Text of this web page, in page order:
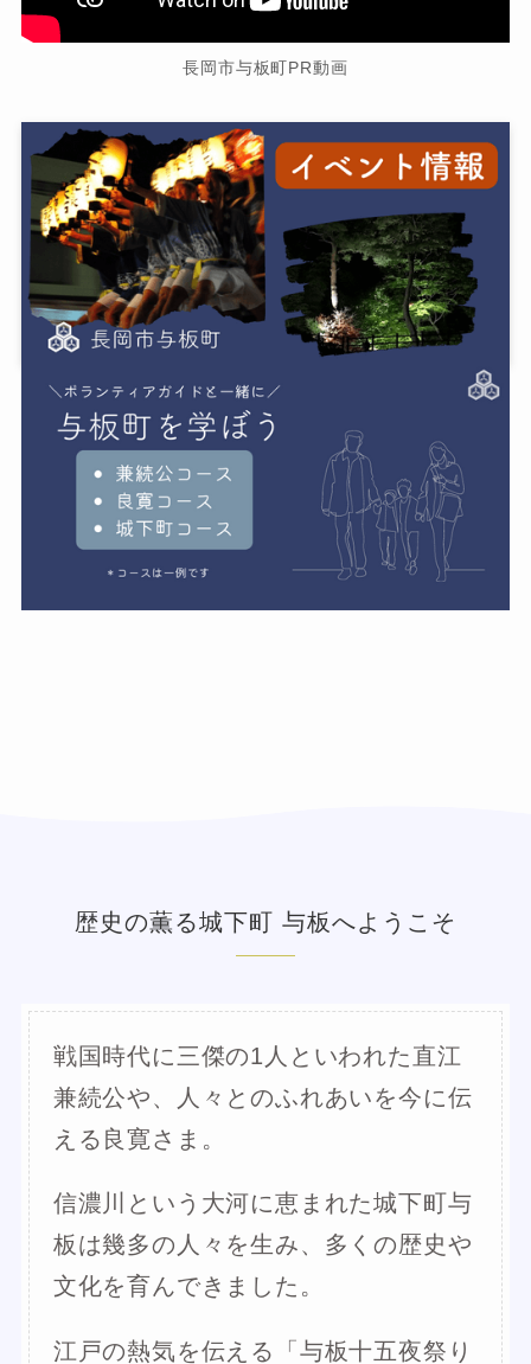
長岡市与板町PR動画
歴史の薫る城下町 与板へようこそ
戦国時代に三傑の1人といわれた直江
兼続公や、人々とのふれあいを今に伝
える良寛さま。
信濃川という大河に恵まれた城下町与
板は幾多の人々を生み、多くの歴史や
文化を育んできました。
江戸の熱気を伝える「与板十五夜祭り